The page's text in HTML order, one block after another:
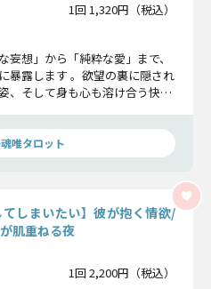
1回 1,320円（税込）
想」から「純粋な愛」まで、
暴露します 。欲望の裏に隠され
、そして身も心も溶け合う快楽
唯タロット
てしまいたい】彼が抱く情欲/
肌重ねる夜
1回 2,200円（税込）